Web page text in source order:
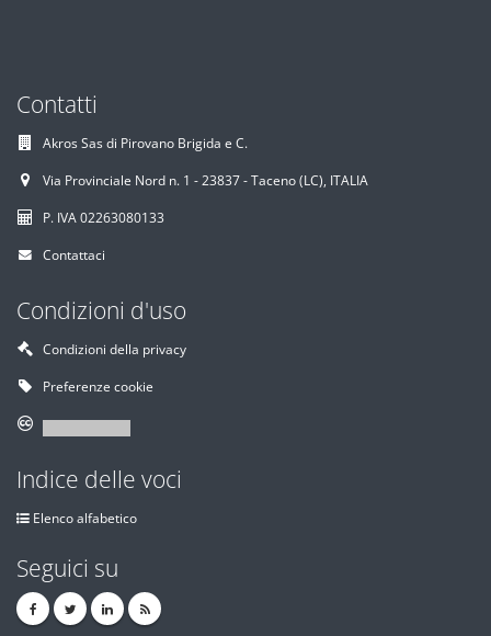
Contatti
Akros Sas di Pirovano Brigida e C.
Via Provinciale Nord n. 1 - 23837 - Taceno (LC), ITALIA
P. IVA 02263080133
Contattaci
Condizioni d'uso
Condizioni della privacy
Preferenze cookie
Indice delle voci
Elenco alfabetico
Seguici su